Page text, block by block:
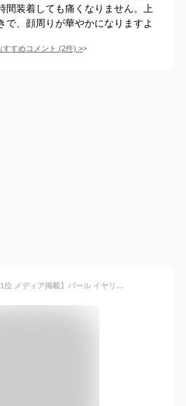
間装着しても痛くなりません。上
で、顔周りが華やかになりますよ
すすめコメント (2件) >
【30日返品OK / 楽天1位 メディア掲載】パール イヤリング レディース 真珠 花珠級 国産 パールイヤリング ノンホールピアス 樹脂 金属アレルギー対応 痛くない フォーマル 人気 冠婚葬祭用 卒業式 入学式 結婚式用 七五三 普段使い あす楽